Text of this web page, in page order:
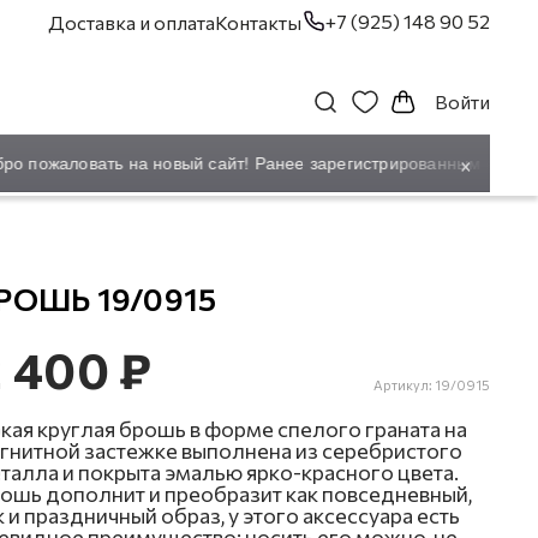
Доставка и оплатаКонтакты +7 (925) 148 90 52
Войти
пожаловать на новый сайт! Ранее зарегистрированным×
19/0915
400 ₽ Артикул: 19/0915
круглая брошь в форме спелого граната на
застежке выполнена из серебристого
и покрыта эмалью ярко-красного цвета.
дополнит и преобразит как повседневный,
и праздничный образ, у этого аксессуара есть